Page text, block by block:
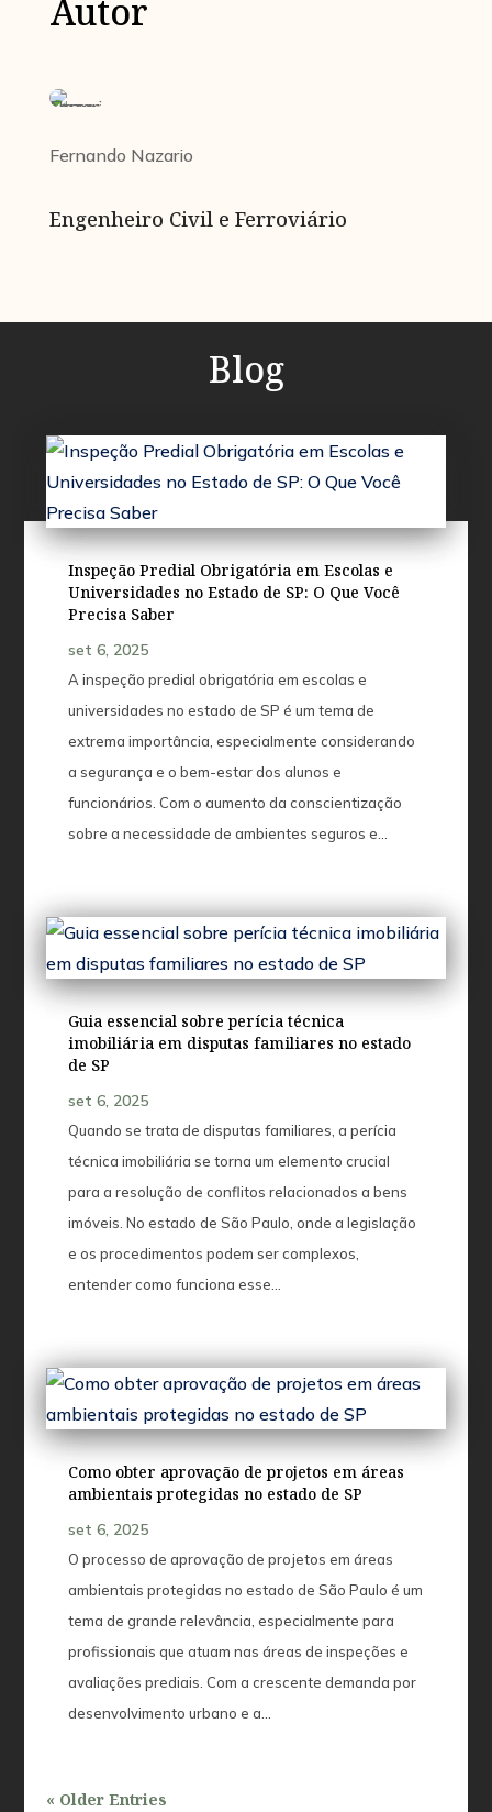
Autor
Fernando Nazario
Engenheiro Civil e Ferroviário
Blog
Inspeção Predial Obrigatória em Escolas e
Universidades no Estado de SP: O Que Você
Precisa Saber
set 6, 2025
A inspeção predial obrigatória em escolas e
universidades no estado de SP é um tema de
extrema importância, especialmente considerando
a segurança e o bem-estar dos alunos e
funcionários. Com o aumento da conscientização
sobre a necessidade de ambientes seguros e...
Guia essencial sobre perícia técnica
imobiliária em disputas familiares no estado
de SP
set 6, 2025
Quando se trata de disputas familiares, a perícia
técnica imobiliária se torna um elemento crucial
para a resolução de conflitos relacionados a bens
imóveis. No estado de São Paulo, onde a legislação
e os procedimentos podem ser complexos,
entender como funciona esse...
Como obter aprovação de projetos em áreas
ambientais protegidas no estado de SP
set 6, 2025
O processo de aprovação de projetos em áreas
ambientais protegidas no estado de São Paulo é um
tema de grande relevância, especialmente para
profissionais que atuam nas áreas de inspeções e
avaliações prediais. Com a crescente demanda por
desenvolvimento urbano e a...
« Older Entries